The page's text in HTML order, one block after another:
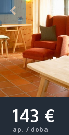
143 €
ap. / doba